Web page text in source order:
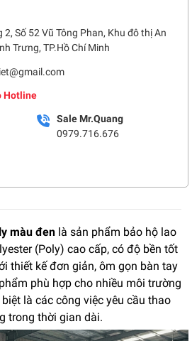
2, Số 52 Vũ Tông Phan, Khu đô thị An
Trưng, TP.Hồ Chí Minh
Hotline
Sale Mr.Quang
0979.716.676
màu đen là sản phẩm bảo hộ lao
(Poly) cao cấp, có độ bền tốt
thiết kế đơn giản, ôm gọn bàn tay
phù hợp cho nhiều môi trường
là các công việc yêu cầu thao
trong thời gian dài.